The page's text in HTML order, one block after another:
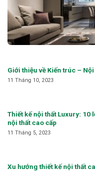
Giới thiệu về Kiến trúc –
11 Tháng 10, 2023
Thiết kế nội thất Luxury: 10
nội thất cao cấp
11 Tháng 5, 2023
Xu hướng thiết kế nội thất